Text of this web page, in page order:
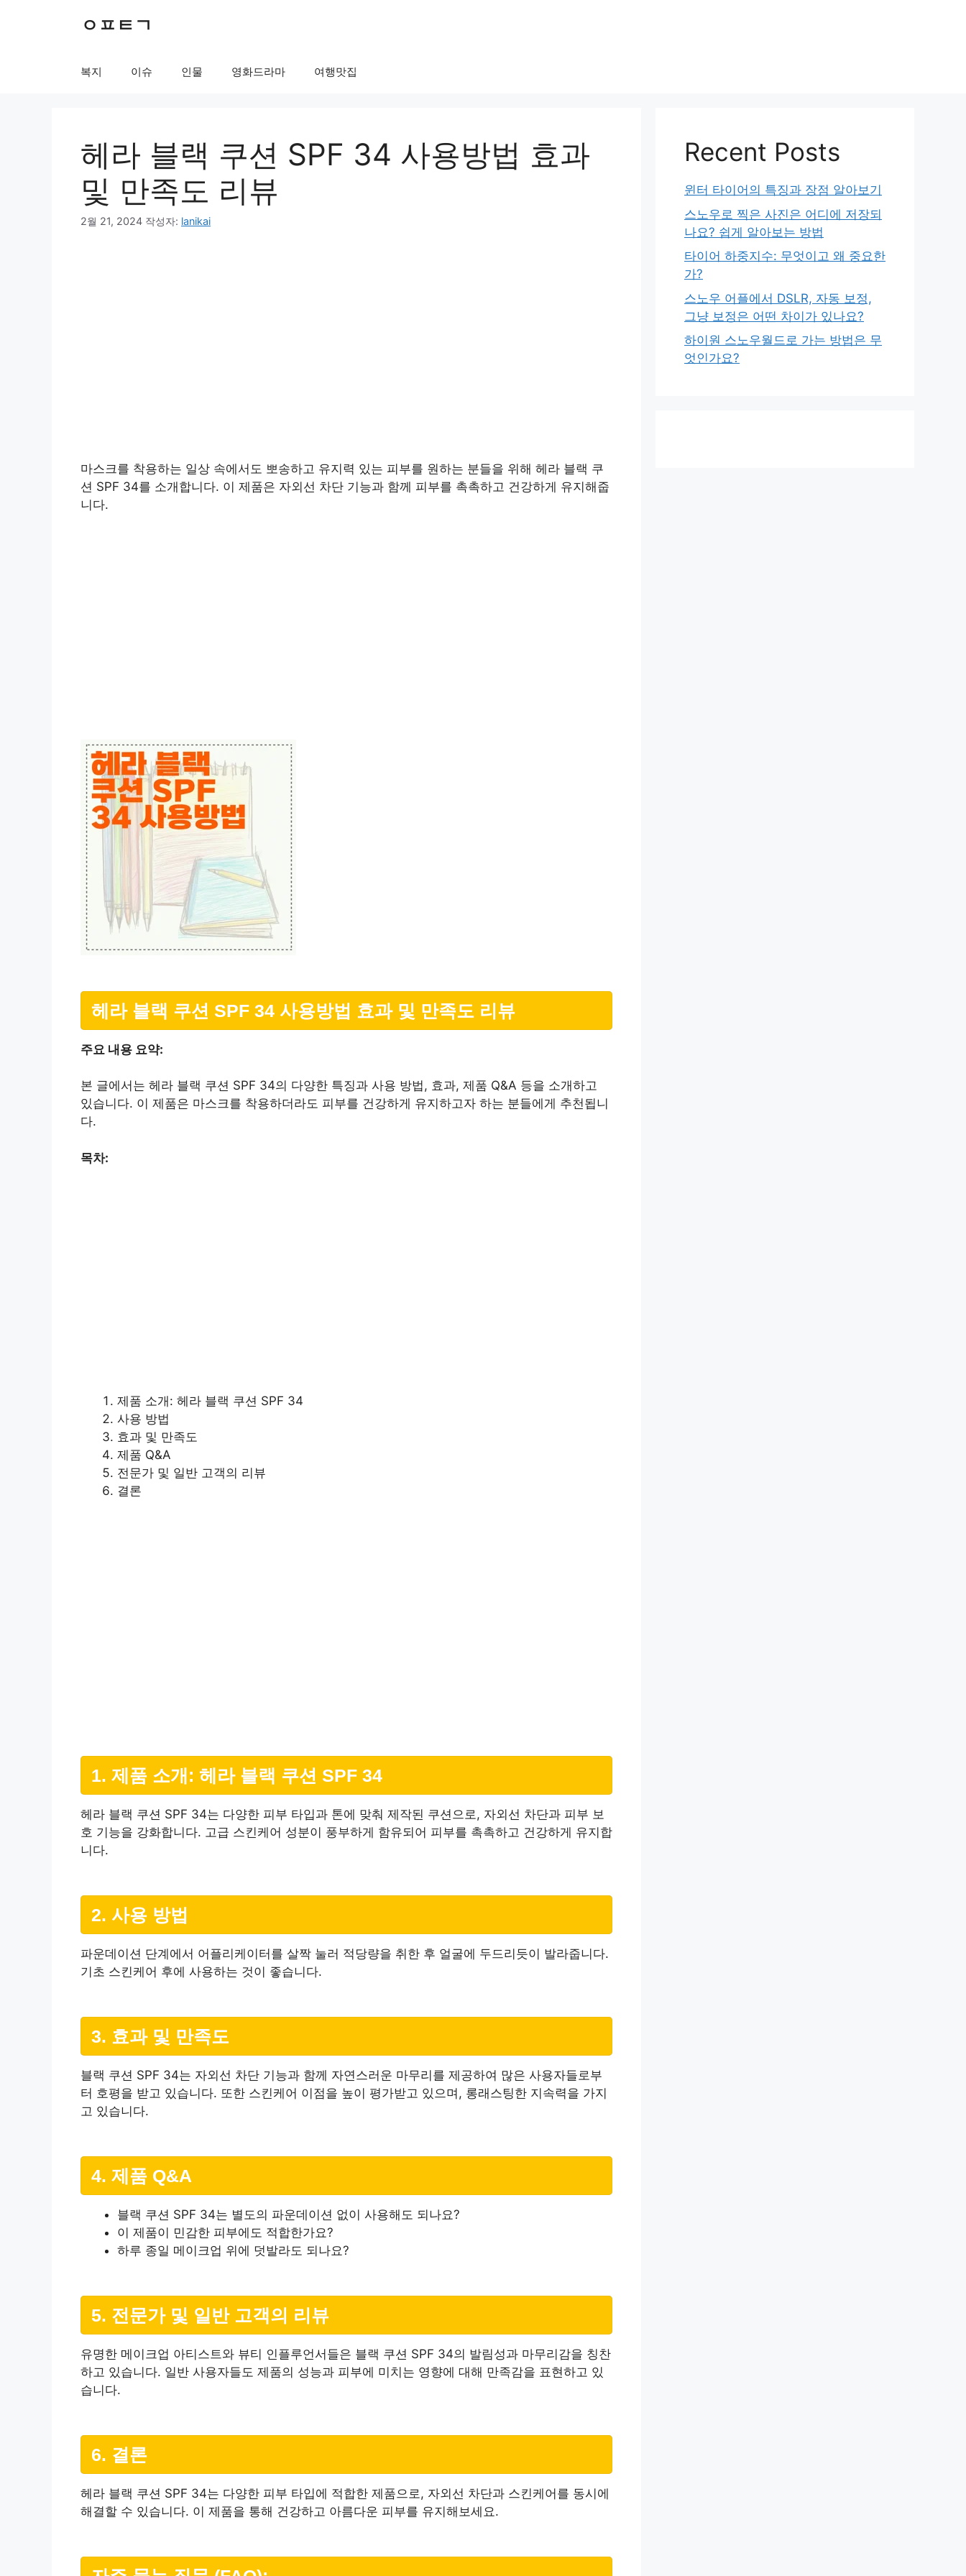
ㅇㅍㅌㄱ
복지 이슈 인물 영화드라마 여행맛집
헤라 블랙 쿠션 SPF 34 사용방법 효과
및 만족도 리뷰
2월 21, 2024 작성자: lanikai
마스크를 착용하는 일상 속에서도 뽀송하고 유지력 있는 피부를 원하는 분들을 위해 헤라 블랙 쿠
션 SPF 34를 소개합니다. 이 제품은 자외선 차단 기능과 함께 피부를 촉촉하고 건강하게 유지해줍
니다.
헤라 블랙 쿠션 SPF 34 사용방법 효과 및 만족도 리뷰
주요 내용 요약:
본 글에서는 헤라 블랙 쿠션 SPF 34의 다양한 특징과 사용 방법, 효과, 제품 Q&A 등을 소개하고
있습니다. 이 제품은 마스크를 착용하더라도 피부를 건강하게 유지하고자 하는 분들에게 추천됩니
다.
목차:
제품 소개: 헤라 블랙 쿠션 SPF 34
사용 방법
효과 및 만족도
제품 Q&A
전문가 및 일반 고객의 리뷰
결론
1. 제품 소개: 헤라 블랙 쿠션 SPF 34
헤라 블랙 쿠션 SPF 34는 다양한 피부 타입과 톤에 맞춰 제작된 쿠션으로, 자외선 차단과 피부 보
호 기능을 강화합니다. 고급 스킨케어 성분이 풍부하게 함유되어 피부를 촉촉하고 건강하게 유지합
니다.
2. 사용 방법
파운데이션 단계에서 어플리케이터를 살짝 눌러 적당량을 취한 후 얼굴에 두드리듯이 발라줍니다.
기초 스킨케어 후에 사용하는 것이 좋습니다.
3. 효과 및 만족도
블랙 쿠션 SPF 34는 자외선 차단 기능과 함께 자연스러운 마무리를 제공하여 많은 사용자들로부
터 호평을 받고 있습니다. 또한 스킨케어 이점을 높이 평가받고 있으며, 롱래스팅한 지속력을 가지
고 있습니다.
4. 제품 Q&A
블랙 쿠션 SPF 34는 별도의 파운데이션 없이 사용해도 되나요?
이 제품이 민감한 피부에도 적합한가요?
하루 종일 메이크업 위에 덧발라도 되나요?
5. 전문가 및 일반 고객의 리뷰
유명한 메이크업 아티스트와 뷰티 인플루언서들은 블랙 쿠션 SPF 34의 발림성과 마무리감을 칭찬
하고 있습니다. 일반 사용자들도 제품의 성능과 피부에 미치는 영향에 대해 만족감을 표현하고 있
습니다.
6. 결론
헤라 블랙 쿠션 SPF 34는 다양한 피부 타입에 적합한 제품으로, 자외선 차단과 스킨케어를 동시에
해결할 수 있습니다. 이 제품을 통해 건강하고 아름다운 피부를 유지해보세요.
Recent Posts
윈터 타이어의 특징과 장점 알아보기
스노우로 찍은 사진은 어디에 저장되
나요? 쉽게 알아보는 방법
타이어 하중지수: 무엇이고 왜 중요한
가?
스노우 어플에서 DSLR, 자동 보정,
그냥 보정은 어떤 차이가 있나요?
하이원 스노우월드로 가는 방법은 무
엇인가요?